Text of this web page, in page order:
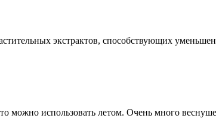
экстрактов, способствующих
можно использовать летом. Очень много